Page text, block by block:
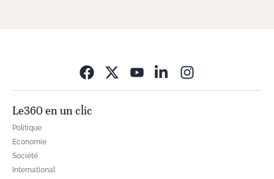
Le360 en un clic
Politique
Economie
Société
International